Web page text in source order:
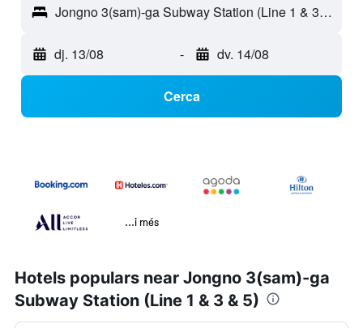
Jongno 3(sam)-ga Subway Station (Line 1 & 3 & 5) - Seül, Corea del Sud
dj. 13/08 - dv. 14/08
Cerca
...i més
Hotels populars near Jongno 3(sam)-ga
Subway Station (Line 1 & 3 & 5)